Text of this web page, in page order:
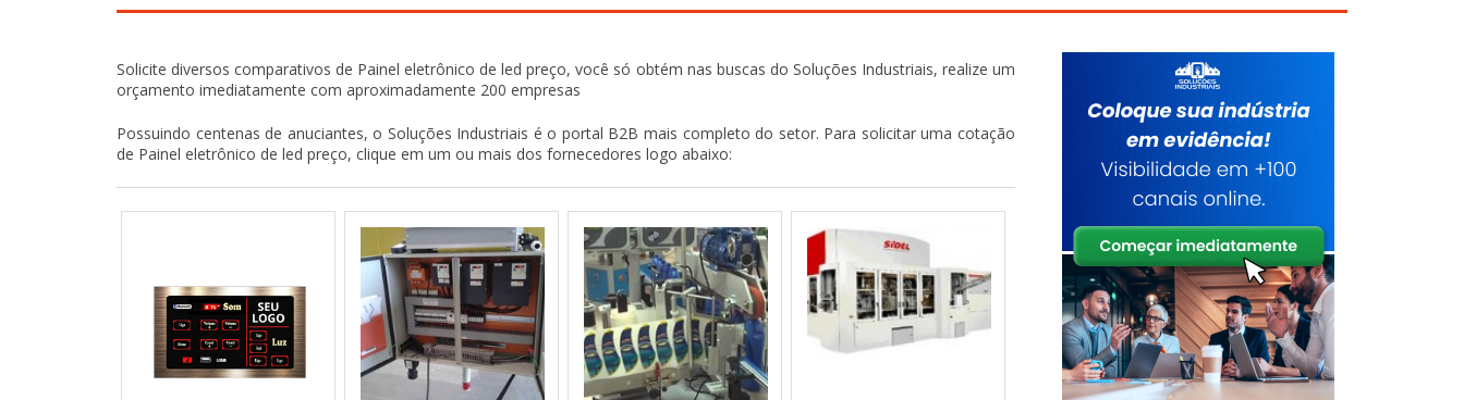
Solicite diversos comparativos de Painel eletrônico de led preço, você só obtém nas buscas do Soluções Industriais, realize um
orçamento imediatamente com aproximadamente 200 empresas
Possuindo centenas de anuciantes, o Soluções Industriais é o portal B2B mais completo do setor. Para solicitar uma cotação
de Painel eletrônico de led preço, clique em um ou mais dos fornecedores logo abaixo: